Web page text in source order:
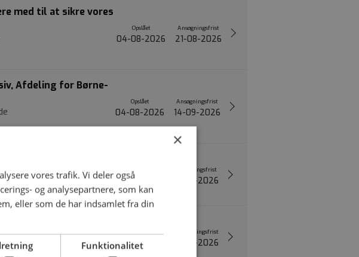
med til at sikre vores
Opslået
04-08-2026
Ansøgningsfrist
21-08-2026
Afdeling for Børne-
Opslået
04-08-2026
Ansøgningsfrist
14-09-2026
31-07-2026
Ansøgningsfrist
18-08-2026
30-07-2026
Ansøgningsfrist
19-11-2026
×
vores trafik. Vi deler også
og analysepartnere, som kan
eller som de har indsamlet fra din
Funktionalitet